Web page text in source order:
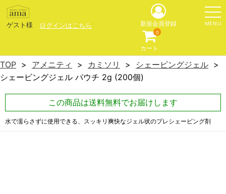
ゲスト様 ログインはこちら MENU
新規会員登録
カート
0
TOP アメニティ カミソリ
シェービングジェル
シェービングジェル パウチ 2g (200個)
この商品は送料無料でお届けします
水で濡らさずに使用できる、スッキリ爽快なジェル状のプレシェービング剤